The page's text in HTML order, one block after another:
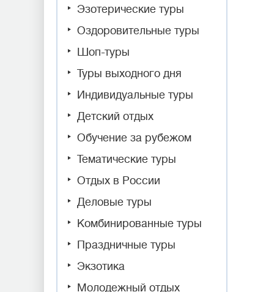
Эзотерические туры
Оздоровительные туры
Шоп-туры
Туры выходного дня
Индивидуальные туры
Детский отдых
Обучение за рубежом
Тематические туры
Отдых в России
Деловые туры
Комбинированные туры
Праздничные туры
Экзотика
Молодежный отдых